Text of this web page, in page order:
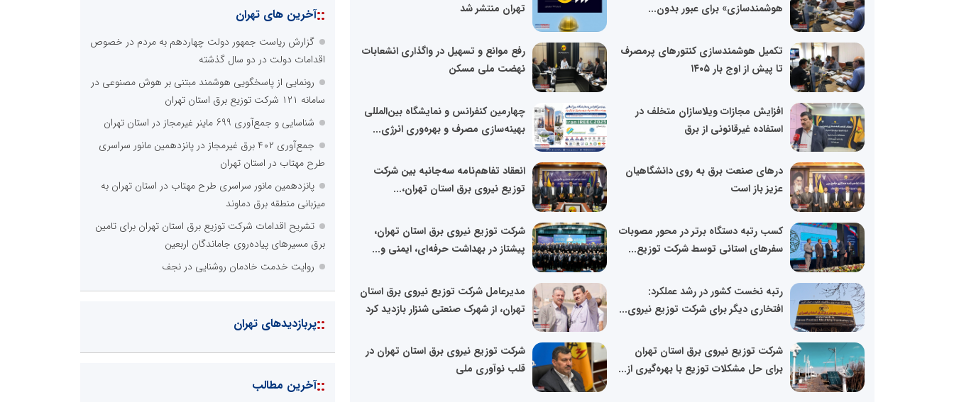
هوشمندسازی» برای عبور بدون...
تهران منتشر شد
تکمیل هوشمندسازی کنتورهای پرمصرف
تا پیش از اوج بار ۱۴۰۵
رفع موانع و تسهیل در واگذاری انشعابات
نهضت ملی مسکن
افزایش مجازات ویلاسازان متخلف در
استفاده غیرقانونی از برق
چهارمین کنفرانس و نمایشگاه بین‌المللی
بهینه‌سازی مصرف و بهره‌وری انرژی...
درهای صنعت برق به روی دانشگاهیان
عزیز باز است
انعقاد تفاهم‌نامه سه‌جانبه بین شرکت
توزیع نیروی برق استان تهران،...
کسب رتبه دستگاه برتر در محور مصوبات
سفرهای استانی توسط شرکت توزیع...
شرکت توزیع نیروی برق استان تهران،
پیشتاز در بهداشت حرفه‌ای، ایمنی و...
رتبه نخست کشور در رشد عملکرد:
افتخاری دیگر برای شرکت توزیع نیروی...
مدیرعامل شرکت توزیع نیروی برق استان
تهران، از شهرک صنعتی شنزار بازدید کرد
شرکت توزیع نیروی برق استان تهران
برای حل مشکلات توزیع با بهره‌گیری از...
شرکت توزیع نیروی برق استان تهران در
قلب نوآوری ملی
::آخرین های تهران
گزارش ریاست جمهور دولت چهاردهم به مردم در خصوص
اقدامات دولت در دو سال گذشته
رونمایی از پاسخگویی هوشمند مبتنی بر هوش مصنوعی در
سامانه ۱۲۱ شرکت توزیع برق استان تهران
شناسایی و جمع‌آوری 699 ماینر غیرمجاز در استان تهران
جمع‌آوری ۴۰۲ برق غیرمجاز در پانزدهمین مانور سراسری
طرح مهتاب در استان تهران
پانزدهمین مانور سراسری طرح مهتاب در استان تهران به
میزبانی منطقه برق دماوند
تشریح اقدامات شرکت توزیع برق استان تهران برای تامین
برق مسیرهای پیاده‌روی جاماندگان اربعین
روایت خدمت خادمان روشنایی در نجف
::پربازدیدهای تهران
::آخرین مطالب